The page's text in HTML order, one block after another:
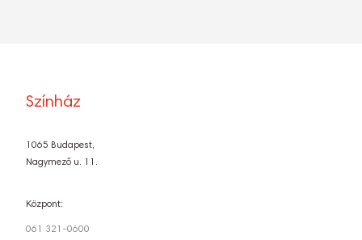
Színház
1065 Budapest,
Nagymező u. 11.
Központ:
061 321-0600